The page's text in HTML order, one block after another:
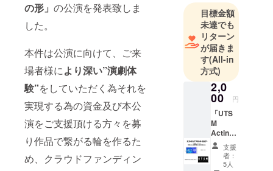
の形」 の公演を発表致しま
した。
本件は公演に向けて、ご来
場者様により深い”演劇体
験”をしていただく為それを
実現する為の資金及び本公
演をご支援頂ける方々を募
り作品で繋がる輪を作るた
め、クラウドファンディン
目標金額
未達でも
リターン
が届きま
す(All-in
方式)
2,0
00 円
「UTS
M
Acting
Project
」
or「魂
支援
者：
5人